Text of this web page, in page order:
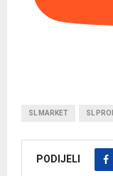
SL MARKET SL
PODIJELI